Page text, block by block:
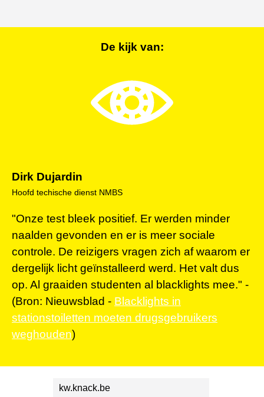
De kijk van:
Dirk Dujardin
Hoofd techische dienst NMBS
"Onze test bleek positief. Er werden minder
naalden gevonden en er is meer sociale
controle. De reizigers vragen zich af waarom er
dergelijk licht geïnstalleerd werd. Het valt dus
op. Al graaiden studenten al blacklights mee." -
(Bron: Nieuwsblad - Blacklights in
stationstoiletten moeten drugsgebruikers
weghouden)
kw.knack.be